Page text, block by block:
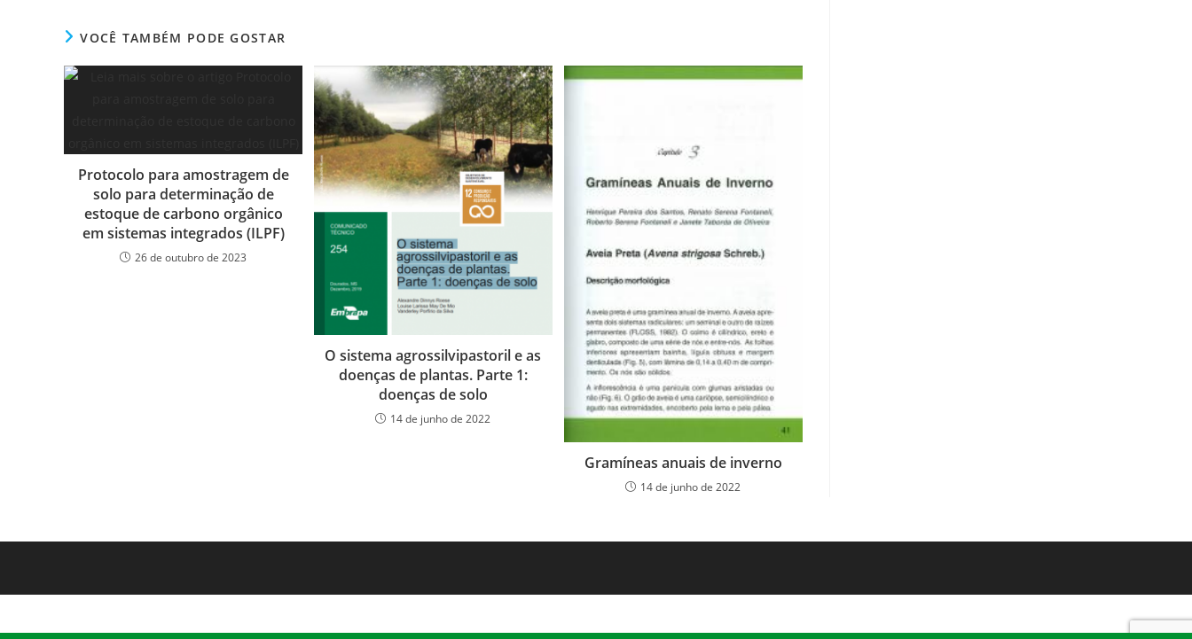
VOCÊ TAMBÉM PODE GOSTAR
Protocolo para amostragem de
solo para determinação de
estoque de carbono orgânico
em sistemas integrados (ILPF)
26 de outubro de 2023
O sistema agrossilvipastoril e as
doenças de plantas. Parte 1:
doenças de solo
14 de junho de 2022
Gramíneas anuais de inverno
14 de junho de 2022